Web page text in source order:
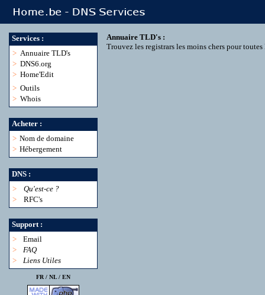
Services :
> Annuaire TLD's
> DNS6.org
> Home'Edit
> Outils
> Whois
Acheter :
> Nom de domaine
> Hébergement
DNS :
>
Qu'est-ce ?
>
RFC's
Support :
>
Email
>
FAQ
>
Liens Utiles
FR / NL/ EN
Annuaire TLD's :
Trouvez les registrars les moins chers pour